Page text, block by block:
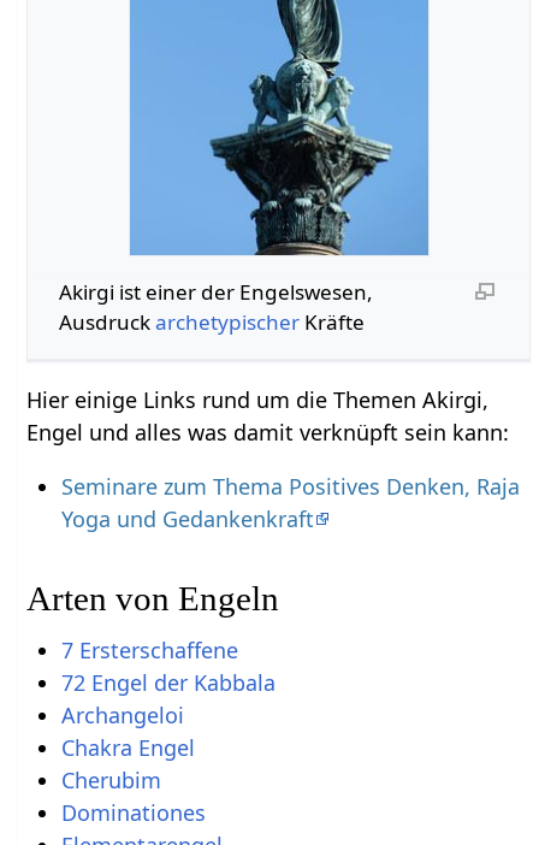
Akirgi ist einer der Engelswesen,
AusdruckarchetypischerKräfte
Hier einige Links rund um die Themen Akirgi,
Engel und alles was damit verknüpft sein kann:
Seminare zum Thema Positives Denken, Raja
Yoga und Gedankenkraft
Arten von Engeln
7 Ersterschaffene
72 Engel der Kabbala
Archangeloi
Chakra Engel
Cherubim
Dominationes